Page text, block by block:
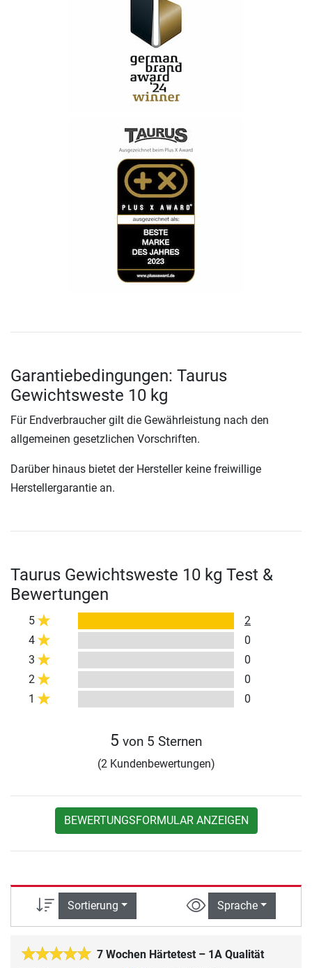
Garantiebedingungen: Taurus
Gewichtsweste 10 kg
Für Endverbraucher gilt die Gewährleistung nach den
allgemeinen gesetzlichen Vorschriften.
Darüber hinaus bietet der Hersteller keine freiwillige
Herstellergarantie an.
Taurus Gewichtsweste 10 kg Test &
Bewertungen
5
2
4
0
3
0
2
0
1
0
5 von 5 Sternen
(2 Kundenbewertungen)
BEWERTUNGSFORMULAR ANZEIGEN
Sortierung Sprache
7 Wochen Härtetest – 1A Qualität